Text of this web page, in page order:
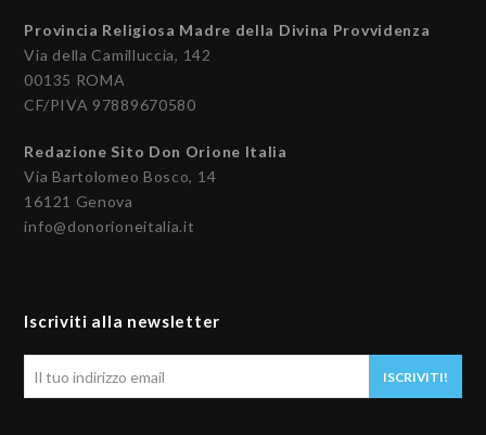
Provincia Religiosa Madre della Divina Provvidenza
Via della Camilluccia, 142
00135 ROMA
CF/PIVA 97889670580
Redazione Sito Don Orione Italia
Via Bartolomeo Bosco, 14
16121 Genova
info@donorioneitalia.it
Iscriviti alla newsletter
ISCRIVITI!